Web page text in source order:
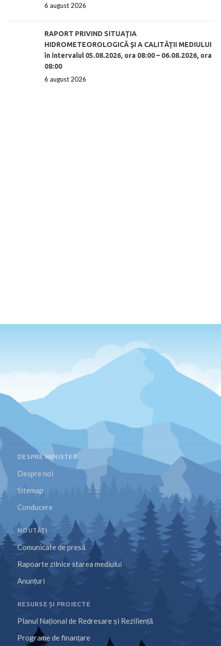
6 august 2026
RAPORT PRIVIND SITUAŢIA
HIDROMETEOROLOGICĂ ŞI A CALITĂŢII MEDIULUI
în intervalul 05.08.2026, ora 08:00 – 06.08.2026, ora
08:00
6 august 2026
DESPRE MINISTER
Despre noi
Sitemap
Conducere
NOUTĂȚI
Comunicate de presă
Rapoarte zilnice starea mediului
Anunțuri
RESURSE ȘI PROIECTE
Planul Național de Redresare și Reziliență
Programe de finanțare